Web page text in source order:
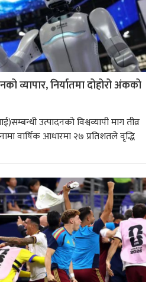
व्यापार, निर्यातमा दोहोरो अंकको
उत्पादनको विश्वव्यापी माग तीव्र
वार्षिक आधारमा २७ प्रतिशतले वृद्धि